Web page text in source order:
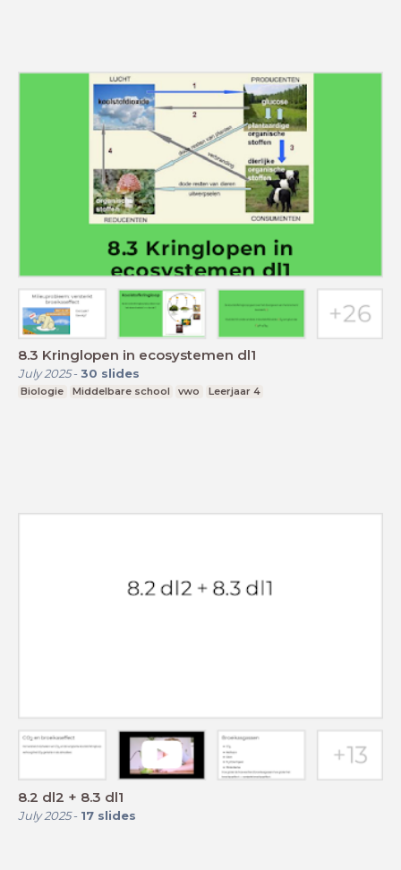
8.3 Kringlopen in ecosystemen dl1
July 2025- 30 slides
Biologie Middelbare school vwo Leerjaar 4
8.2 dl2 + 8.3 dl1
July 2025- 17 slides